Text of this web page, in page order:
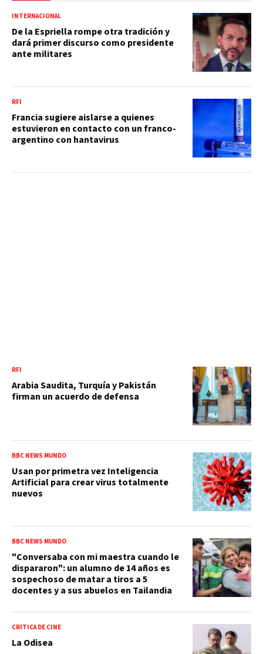
INTERNACIONAL
De la Espriella rompe otra tradición y
dará primer discurso como presidente
ante militares
RFI
Francia sugiere aislarse a quienes
estuvieron en contacto con un franco-
argentino con hantavirus
RFI
Arabia Saudita, Turquía y Pakistán
firman un acuerdo de defensa
BBC NEWS MUNDO
Usan por primetra vez Inteligencia
Artificial para crear virus totalmente
nuevos
BBC NEWS MUNDO
"Conversaba con mi maestra cuando le
dispararon": un alumno de 14 años es
sospechoso de matar a tiros a 5
docentes y a sus abuelos en Tailandia
CRÍTICA DE CINE
La Odisea